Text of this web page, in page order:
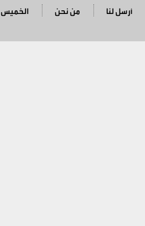
2026-08-06 - الخميس من نحن أرسل لنا